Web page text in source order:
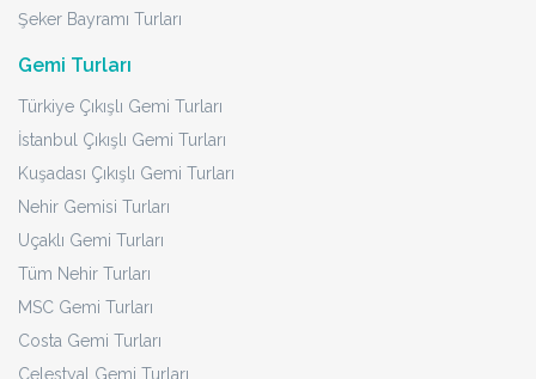
Şeker Bayramı Turları
Gemi Turları
Türkiye Çıkışlı Gemi Turları
İstanbul Çıkışlı Gemi Turları
Kuşadası Çıkışlı Gemi Turları
Nehir Gemisi Turları
Uçaklı Gemi Turları
Tüm Nehir Turları
MSC Gemi Turları
Costa Gemi Turları
Celestyal Gemi Turları